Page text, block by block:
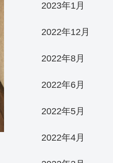
2023年1月
2022年12月
2022年8月
2022年6月
2022年5月
2022年4月